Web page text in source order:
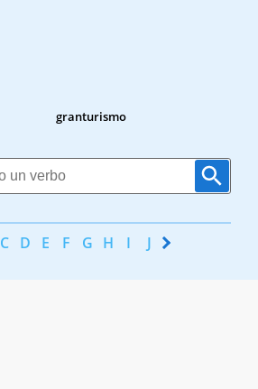
granturismo
C D E F G H I J K